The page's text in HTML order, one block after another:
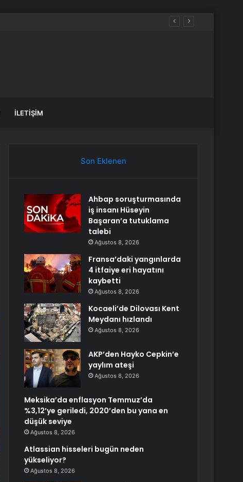
İLETIŞIM
Son Eklenen
Ahbap soruşturmasında
iş insanı Hüseyin
Başaran’a tutuklama
talebi
Ağustos 8, 2026
Fransa’daki yangınlarda
4 itfaiye eri hayatını
kaybetti
Ağustos 8, 2026
Kocaeli’de Dilovası Kent
Meydanı hızlandı
Ağustos 8, 2026
AKP’den Hayko Cepkin’e
yaylım ateşi
Ağustos 8, 2026
Meksika’da enflasyon Temmuz’da
%3,12’ye geriledi, 2020’den bu yana en
düşük seviye
Ağustos 8, 2026
Atlassian hisseleri bugün neden
yükseliyor?
Ağustos 8, 2026